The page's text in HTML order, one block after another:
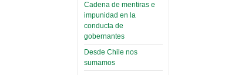
Cadena de mentiras e
impunidad en la
conducta de
gobernantes
Desde Chile nos
sumamos